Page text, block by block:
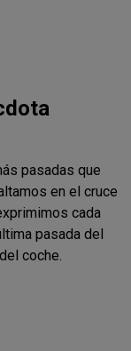
pasadas que
en el cruce
cada
pasada del
coche.